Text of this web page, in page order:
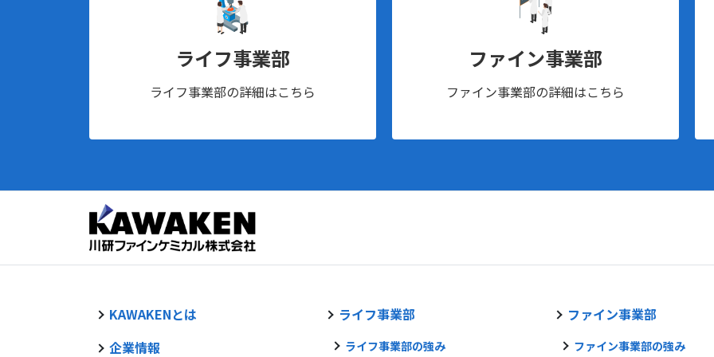
ライフ事業部
ライフ事業部の詳細はこちら
ファイン事業部
ファイン事業部の詳細はこちら
KAWAKENとは
企業情報
ライフ事業部
ライフ事業部の強み
ファイン事業部
ファイン事業部の強み